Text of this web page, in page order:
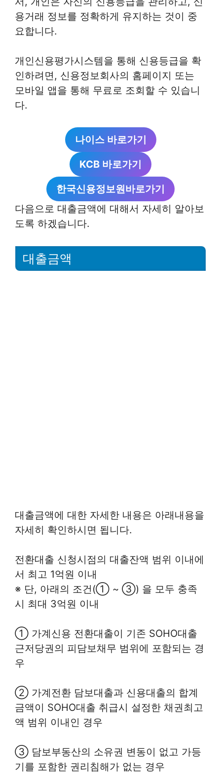
용거래 정보를 정확하게 유지하는 것이 중
요합니다.
개인신용평가시스템을 통해 신용등급을 확
인하려면, 신용정보회사의 홈페이지 또는
모바일 앱을 통해 무료로 조회할 수 있습니
다.
나이스 바로가기
KCB 바로가기
한국신용정보원바로가기
다음으로 대출금액에 대해서 자세히 알아보
도록 하겠습니다.
대출금액
대출금액에 대한 자세한 내용은 아래내용을
자세히 확인하시면 됩니다.
전환대출 신청시점의 대출잔액 범위 이내에
서 최고 1억원 이내
※ 단, 아래의 조건(① ~ ③) 을 모두 충족
시 최대 3억원 이내
① 가계신용 전환대출이 기존 SOHO대출
근저당권의 피담보채무 범위에 포함되는 경
우
② 가계전환 담보대출과 신용대출의 합계
금액이 SOHO대출 취급시 설정한 채권최고
액 범위 이내인 경우
③ 담보부동산의 소유권 변동이 없고 가등
기를 포함한 권리침해가 없는 경우